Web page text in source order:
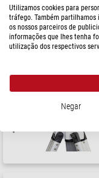
Utilizamos cookies para
tráfego. Também
os nossos parceiros de
informações que lhes tenha
utilização dos respectivos
Negar